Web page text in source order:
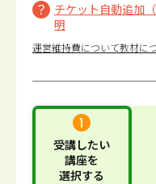
チケット自動追加
明
運営維持費について教材に
受講したい
講座を
選択する